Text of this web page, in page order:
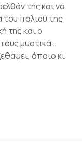
της και να
του παλιού της
της και ο
μυστικά…
όποιο κι